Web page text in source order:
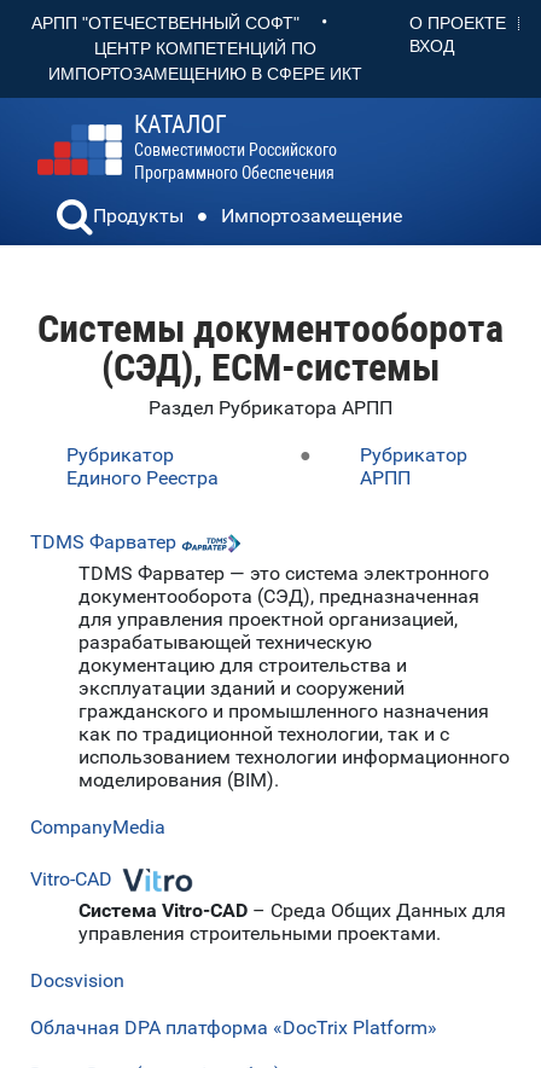
АРПП "ОТЕЧЕСТВЕННЫЙ СОФТ" •
ЦЕНТР КОМПЕТЕНЦИЙ ПО
ИМПОРТОЗАМЕЩЕНИЮ В СФЕРЕ ИКТ
О ПРОЕКТЕ
ВХОД
КАТАЛОГ
Совместимости Российского
Программного Обеспечения
Продукты Импортозамещение
Системы документооборота
(СЭД), ECM-системы
Раздел Рубрикатора АРПП
Рубрикатор
Единого Реестра
●
Рубрикатор
АРПП
TDMS Фарватер
TDMS Фарватер — это система электронного
документооборота (СЭД), предназначенная
для управления проектной организацией,
разрабатывающей техническую
документацию для строительства и
эксплуатации зданий и сооружений
гражданского и промышленного назначения
как по традиционной технологии, так и с
использованием технологии информационного
моделирования (BIM).
CompanyMedia
Vitro-CAD
Система Vitro-CAD – Среда Общих Данных для
управления строительными проектами.
Docsvision
Облачная DPA платформа «DocTrix Platform»